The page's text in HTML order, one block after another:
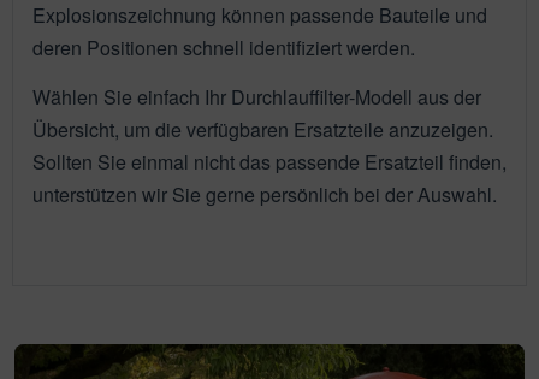
Explosionszeichnung können passende Bauteile und
deren Positionen schnell identifiziert werden.
Wählen Sie einfach Ihr Durchlauffilter-Modell aus der
Übersicht, um die verfügbaren Ersatzteile anzuzeigen.
Sollten Sie einmal nicht das passende Ersatzteil finden,
unterstützen wir Sie gerne persönlich bei der Auswahl.